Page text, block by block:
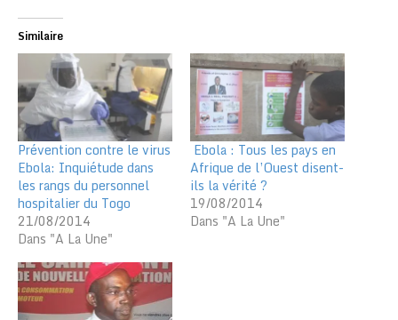
Similaire
Prévention contre le virus
Ebola: Inquiétude dans
les rangs du personnel
hospitalier du Togo
21/08/2014
Dans "A La Une"
Ebola : Tous les pays en
Afrique de l’Ouest disent-
ils la vérité ?
19/08/2014
Dans "A La Une"